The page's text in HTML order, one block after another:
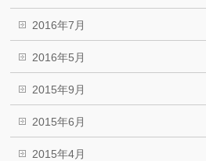
2016年7月
2016年5月
2015年9月
2015年6月
2015年4月